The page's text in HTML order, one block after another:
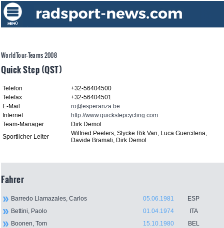
WorldTour-Teams 2008
Quick Step (QST)
Telefon
+32-56404500
Telefax
+32-56404501
E-Mail
ro@esperanza.be
Internet
http://www.quickstepcycling.com
Team-Manager
Dirk Demol
Sportlicher Leiter
Wilfried Peeters, Slycke Rik Van, Luca Guercilena,
Davide Bramati, Dirk Demol
Fahrer
Barredo Llamazales, Carlos 05.06.1981
ESP
Bettini, Paolo
01.04.1974
ITA
Boonen, Tom
15.10.1980
BEL